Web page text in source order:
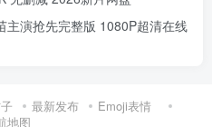
主演抢先完整版 1080P超清在线
最新发布
Emoji表情
地图